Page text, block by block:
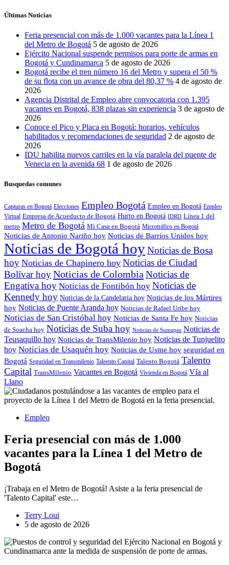
Últimas Noticias
Feria presencial con más de 1.000 vacantes para la Línea 1
del Metro de Bogotá 5 de agosto de 2026
Ejército Nacional suspende permisos para porte de armas en
Bogotá y Cundinamarca 5 de agosto de 2026
Bogotá recibe el tren número 16 del Metro y supera el 50 %
de su flota con un avance de obra del 80,37 % 4 de agosto de
2026
Agencia Distrital de Empleo abre convocatoria con 1.395
vacantes en Bogotá, 838 plazas sin experiencia 3 de agosto de
2026
Conoce el Pico y Placa en Bogotá: horarios, vehículos
habilitados y recomendaciones de seguridad 2 de agosto de
2026
IDU habilita nuevos carriles en la vía paralela del puente de
Venecia en la avenida 68 1 de agosto de 2026
Busquedas comunes
Capturas en Bogotá Elecciones Empleo Bogotá Empleo en Bogotá Empleo
Virtual Empresa de Acueducto de Bogotá Hurto en Bogotá IDRD Línea 1 del
metro Metro de Bogotá Mi Casa en Bogotá Microtráfico en Bogotá
Noticias de Antonio Nariño hoy Noticias de Barrios Unidos hoy
Noticias de Bogotá hoyNoticias de Bosa
hoy Noticias de Chapinero hoy Noticias de Ciudad
Bolívar hoyNoticias de Colombia Noticias de
Engativa hoy Noticias de Fontibón hoy Noticias de
Kennedy hoy Noticias de la Candelaria hoy Noticias de los Mártires
hoy Noticias de Puente Aranda hoy Noticias de Rafael Uribe hoy
Noticias de San Cristóbal hoy Noticias de Santa Fe hoy Noticias
de Soacha hoy Noticias de Suba hoy Noticias de Sumapaz Noticias de
Teusaquillo hoy Noticias de TransMilenio hoy Noticias de Tunjuelito
hoy Noticias de Usaquén hoy Noticias de Usme hoy seguridad en
Bogotá Seguridad en Transmilenio Taleento Capital Talento Bogotá Talento
Capital TransMilenio Vacantes en Bogotá Vivienda en Bogotá Vía al
Llano
Empleo
Feria presencial con más de 1.000
vacantes para la Línea 1 del Metro de
Bogotá
¡Trabaja en el Metro de Bogotá! Asiste a la feria presencial de
'Talento Capital' este…
Terry Loui
5 de agosto de 2026